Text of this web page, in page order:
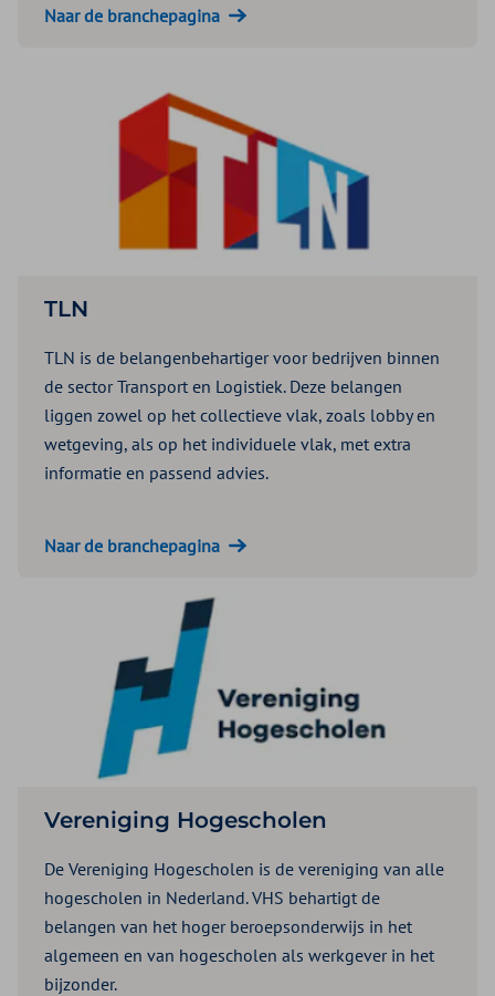
Naar de branchepagina
TLN
TLN is de belangenbehartiger voor bedrijven binnen
de sector Transport en Logistiek. Deze belangen
liggen zowel op het collectieve vlak, zoals lobby en
wetgeving, als op het individuele vlak, met extra
informatie en passend advies.
Naar de branchepagina
Vereniging Hogescholen
De Vereniging Hogescholen is de vereniging van alle
hogescholen in Nederland. VHS behartigt de
belangen van het hoger beroepsonderwijs in het
algemeen en van hogescholen als werkgever in het
bijzonder.